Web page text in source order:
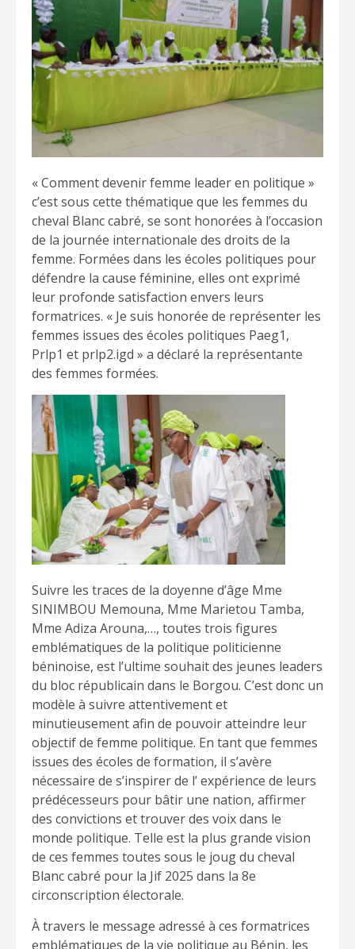
« Comment devenir femme leader en politique »
c’est sous cette thématique que les femmes du
cheval Blanc cabré, se sont honorées à l’occasion
de la journée internationale des droits de la
femme. Formées dans les écoles politiques pour
défendre la cause féminine, elles ont exprimé
leur profonde satisfaction envers leurs
formatrices. « Je suis honorée de représenter les
femmes issues des écoles politiques Paeg1,
Prlp1 et prlp2.igd » a déclaré la représentante
des femmes formées.
Suivre les traces de la doyenne d’âge Mme
SINIMBOU Memouna, Mme Marietou Tamba,
Mme Adiza Arouna,…, toutes trois figures
emblématiques de la politique politicienne
béninoise, est l’ultime souhait des jeunes leaders
du bloc républicain dans le Borgou. C’est donc un
modèle à suivre attentivement et
minutieusement afin de pouvoir atteindre leur
objectif de femme politique. En tant que femmes
issues des écoles de formation, il s’avère
nécessaire de s’inspirer de l’ expérience de leurs
prédécesseurs pour bâtir une nation, affirmer
des convictions et trouver des voix dans le
monde politique. Telle est la plus grande vision
de ces femmes toutes sous le joug du cheval
Blanc cabré pour la Jif 2025 dans la 8e
circonscription électorale.
À travers le message adressé à ces formatrices
emblématiques de la vie politique au Bénin, les